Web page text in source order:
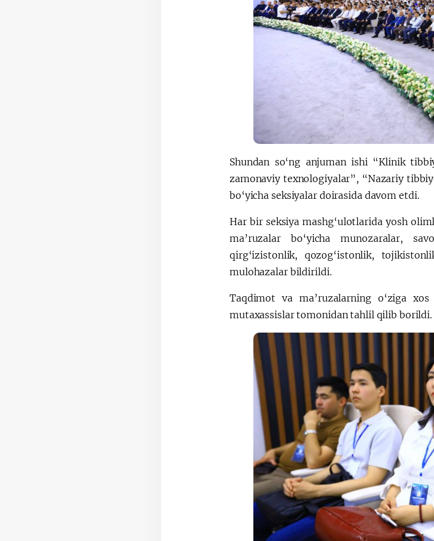
Shundan so‘ng anjuman ishi “Klinik
zamonaviy texnologiyalar”, “Nazariy
bo‘yicha seksiyalar doirasida davom etdi.
Har bir seksiya mashg‘ulotlarida yosh
ma’ruzalar bo‘yicha munozaralar,
qirg‘izistonlik, qozog‘istonlik,
mulohazalar bildirildi.
Taqdimot va ma’ruzalarning o‘ziga
mutaxassislar tomonidan tahlil qilib borildi.